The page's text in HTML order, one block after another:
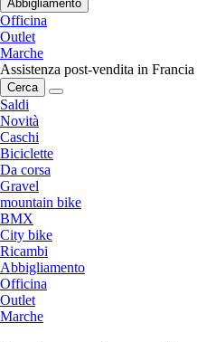
Abbigliamento
Officina
Outlet
Marche
Assistenza post-vendita in Francia
Cerca
Saldi
Novità
Caschi
Biciclette
Da corsa
Gravel
mountain bike
BMX
City bike
Ricambi
Abbigliamento
Officina
Outlet
Marche